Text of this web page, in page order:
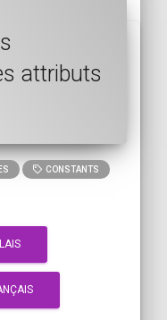
attributs
CONSTANTS